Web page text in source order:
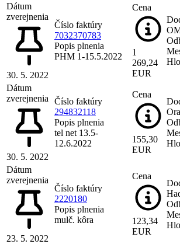
Dátum
zverejnenia
30. 5. 2022
Číslo faktúry
7032370783
Popis plnenia
PHM 1-15.5.2022
Cena
1
269,24
EUR
Dátum
zverejnenia
30. 5. 2022
Číslo faktúry
294832118
Popis plnenia
tel net 13.5-
12.6.2022
Cena
155,30
EUR
Dátum
zverejnenia
23. 5. 2022
Číslo faktúry
2220180
Popis plnenia
mulč. kôra
Cena
123,34
EUR